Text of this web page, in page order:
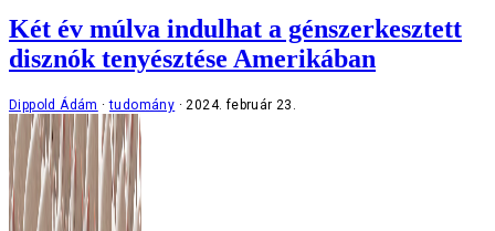
Két év múlva indulhat a génszerkesztett
disznók tenyésztése Amerikában
Dippold Ádám tudomány 2024. február 23.